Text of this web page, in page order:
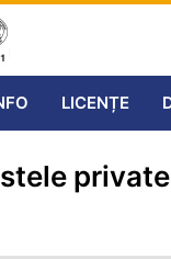
LICENȚE
private